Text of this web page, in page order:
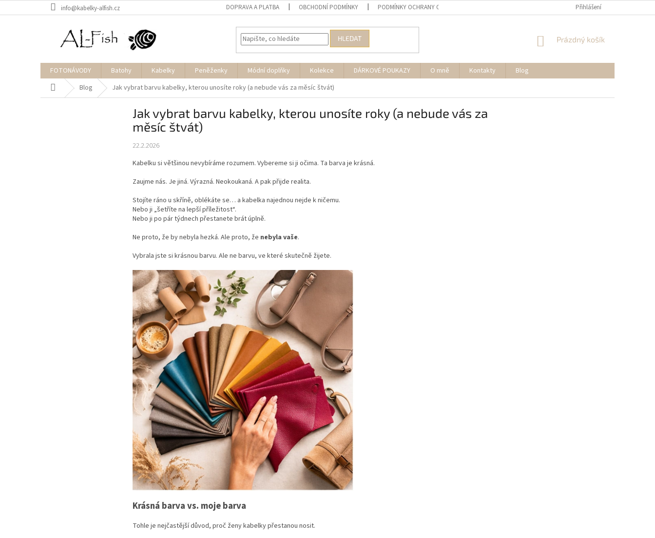
na
info@kabelky-alfish.cz DOPRAVA A PLATBA OBCHODNÍ PODMÍNKY PODMÍNKY OCHRANY OSOBNÍCH ÚDAJŮ REKLAMACE A VRÁCENÍ ZBOŽÍPřihlášení
HLEDAT
NÁKUPNÍ
Prázdný košík
FOTONÁVODY Batohy Kabelky Peněženky Módní doplňky Kolekce DÁRKOVÉ POUKAZY O mně Kontakty
Blog
Domů Blog Jak vybrat barvu kabelky, kterou unosíte roky (a nebude vás za měsíc štvát)
Jak vybrat barvu kabelky, kterou unosíte roky (a nebude vás za
měsíc štvát)
22.2.2026
Kabelku si většinou nevybíráme rozumem. Vybereme si ji očima. Ta barva je krásná.
Zaujme nás. Je jiná. Výrazná. Neokoukaná. A pak přijde realita.
Stojíte ráno u skříně, oblékáte se… a kabelka najednou nejde k ničemu.
Nebo ji „šetříte na lepší příležitost“.
Nebo ji po pár týdnech přestanete brát úplně.
Ne proto, že by nebyla hezká. Ale proto, že nebyla vaše.
Vybrala jste si krásnou barvu. Ale ne barvu, ve které skutečně žijete.
Krásná barva vs. moje barva
Tohle je nejčastější důvod, proč ženy kabelky přestanou nosit.